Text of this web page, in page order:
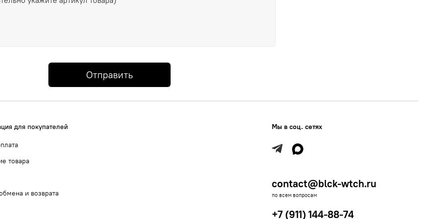
Отправить
для покупателей
товара
и возврата
Мы в соц. сетях
contact@blck-wtch.ru
по всем вопросам
+7 (911) 144-88-74